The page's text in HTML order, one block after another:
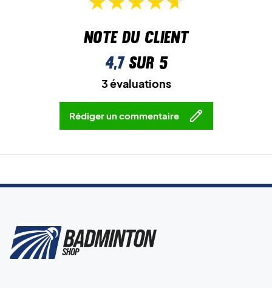
Note du client
4,7sur 5
3 évaluations
Rédiger un commentaire